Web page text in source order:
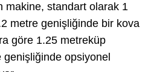
makine, standart olarak 1
metre genişliğinde bir kova
göre 1.25 metreküp
opsiyonel